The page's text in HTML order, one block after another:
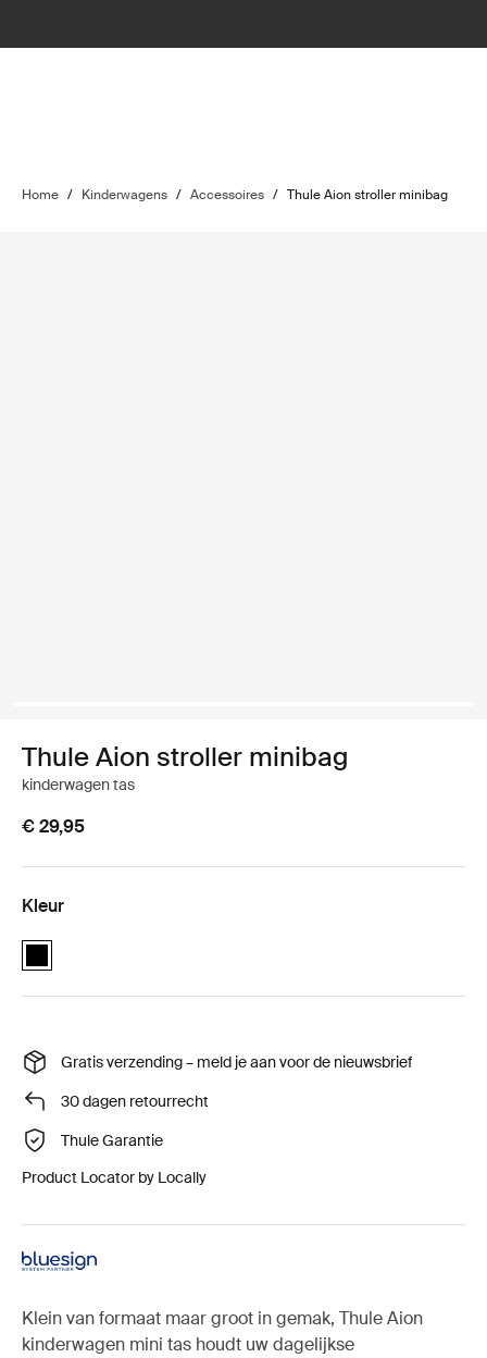
Home / Kinderwagens / Accessoires / Thule Aion stroller minibag
Thule Aion stroller minibag
kinderwagen tas
€ 29,95
Kleur
Thule Aion stroller minibag Zwart (selected)
Gratis verzending – meld je aan voor de nieuwsbrief
30 dagen retourrecht
Thule Garantie
Product Locator by Locally
Klein van formaat maar groot in gemak, Thule Aion
kinderwagen mini tas houdt uw dagelijkse